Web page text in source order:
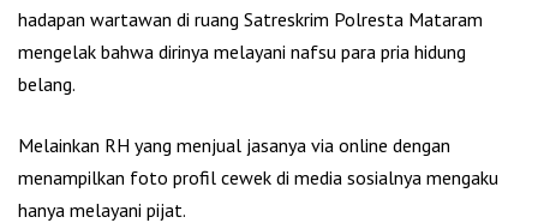
hadapan wartawan di ruang Satreskrim Polresta Mataram
mengelak bahwa dirinya melayani nafsu para pria hidung
belang.
Melainkan RH yang menjual jasanya via online dengan
menampilkan foto profil cewek di media sosialnya mengaku
hanya melayani pijat.